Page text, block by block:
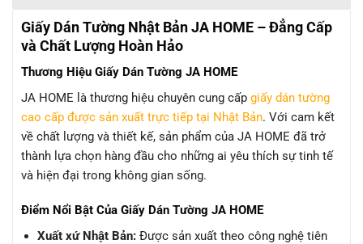
Giấy Dán Tường Nhật Bản JA HOME – Đẳng Cấp
và Chất Lượng Hoàn Hảo
Thương Hiệu Giấy Dán Tường JA HOME
JA HOME là thương hiệu chuyên cung cấp giấy dán tường
cao cấp được sản xuất trực tiếp tại Nhật Bản. Với cam kết
về chất lượng và thiết kế, sản phẩm của JA HOME đã trở
thành lựa chọn hàng đầu cho những ai yêu thích sự tinh tế
và hiện đại trong không gian sống.
Điểm Nổi Bật Của Giấy Dán Tường JA HOME
Xuất xứ Nhật Bản:Được sản xuất theo công nghệ tiên